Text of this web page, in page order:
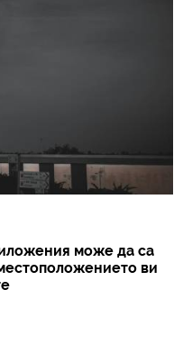
може да са
ви